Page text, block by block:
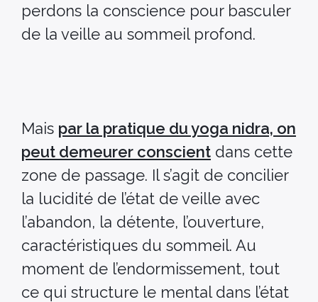
perdons la conscience pour basculer
de la veille au sommeil profond.
Mais par la pratique du yoga nidra, on
peut demeurer conscient dans cette
zone de passage. Il s’agit de concilier
la lucidité de l’état de veille avec
l’abandon, la détente, l’ouverture,
caractéristiques du sommeil. Au
moment de l’endormissement, tout
ce qui structure le mental dans l’état